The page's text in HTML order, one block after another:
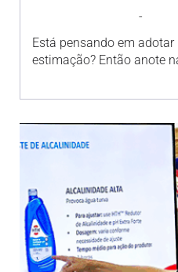
-
Está pensando em
estimação? Então anote